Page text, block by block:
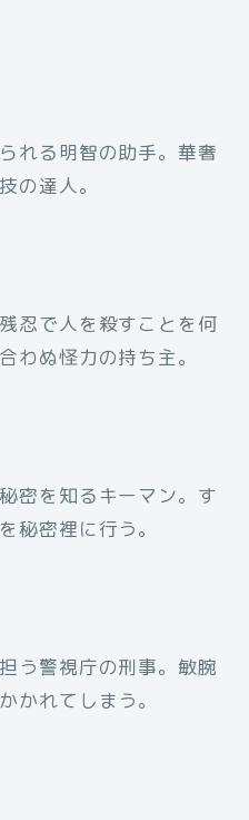
れる明智の助手。華奢
の達人。
忍で人を殺すことを何
わぬ怪力の持ち主。
密を知るキーマン。す
秘密裡に行う。
う警視庁の刑事。敏腕
かれてしまう。